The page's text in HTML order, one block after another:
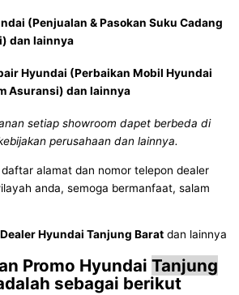
(Penjualan & Pasokan Suku Cadang
) dan lainnya
Hyundai (Perbaikan MobilHyundai
Asuransi) dan lainnya
setiap showroom dapet berbeda di
perusahaan dan lainnya.
alamat dan nomor telepon dealer
anda, semoga bermanfaat, salam
Dealer HyundaiTanjung Barat dan lainnya
Promo Hyundai Tanjung
sebagai berikut